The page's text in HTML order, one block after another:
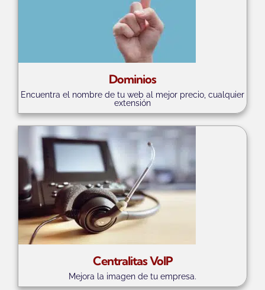
Dominios
Encuentra el nombre de tu web al mejor precio, cualquier
extensión
Centralitas VoIP
Mejora la imagen de tu empresa.